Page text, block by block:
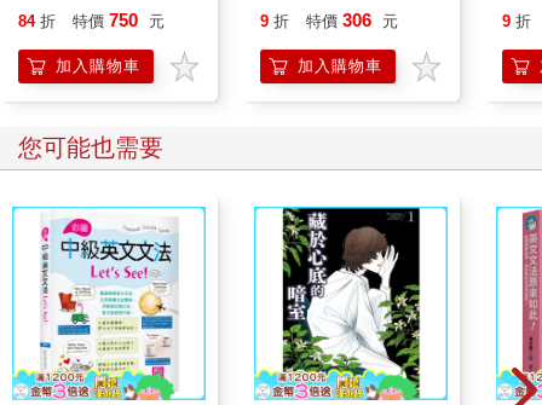
皮質娃娃 Hello Kitty 三
84 折 特價 750 元
加入購物車
9 折 特價 306 元
加入購物車
9 折
您可能也需要